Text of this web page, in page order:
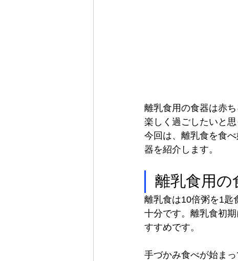
離乳食用の食器は赤
楽しく過ごしたいと
今回は、離乳食を食
器を紹介します。
離乳食用の
離乳食は10倍粥を1匙
十分です。離乳食初
すすめです。
手づかみ食べが始ま